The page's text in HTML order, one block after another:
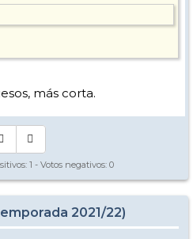
más corta.
1 - Votos negativos: 0
2021/22)